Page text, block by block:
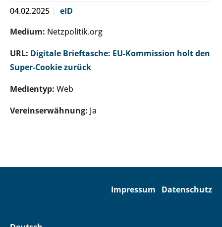
04.02.2025
eID
Medium: Netzpolitik.org
URL: Digitale Brieftasche: EU-Kommission holt den
Super-Cookie zurück
Medientyp: Web
Vereinserwähnung: Ja
Impressum Datenschutz